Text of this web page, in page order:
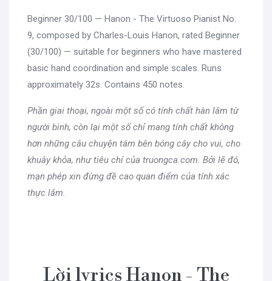
Beginner 30/100 — Hanon - The Virtuoso Pianist No.
9, composed by Charles-Louis Hanon, rated Beginner
(30/100) — suitable for beginners who have mastered
basic hand coordination and simple scales. Runs
approximately 32s. Contains 450 notes.
Phần giai thoại, ngoài một số có tính chất hàn lâm từ
người bình, còn lại một số chỉ mang tính chất không
hơn những câu chuyện tám bên bóng cây cho vui, cho
khuây khỏa, như tiêu chí của truongca.com. Bởi lẽ đó,
mạn phép xin đừng đề cao quan điểm của tính xác
thực lắm.
Lời lyrics Hanon - The